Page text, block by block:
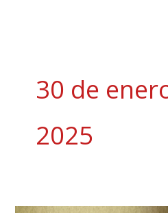
30 de
2025